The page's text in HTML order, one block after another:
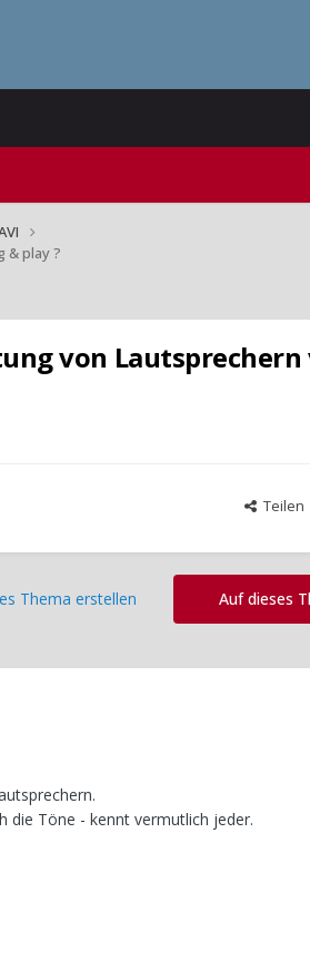
& play ?
von Lautsprechern
Teilen
Auf dieses
Thema erstellen
die Töne - kennt vermutlich jeder.